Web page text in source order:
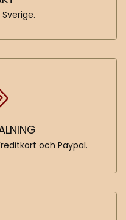
och Paypal.